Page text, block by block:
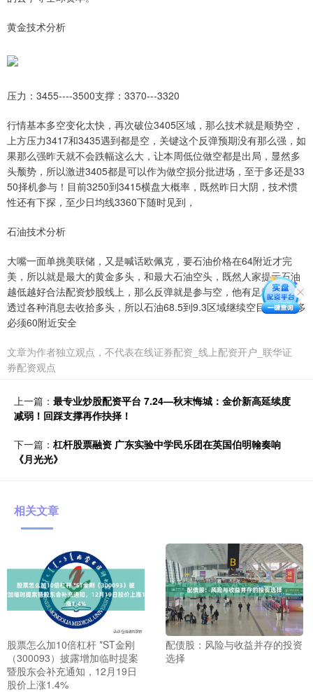
黄金技术分析
压力：3455----3500支撑：3370---3320
行情基本多空变化太快，再次破位3405区域，那么技术就是顺势空，
上方压力3417和3435遇到都是空，关键这个反弹预期没有那么强，如
果那么强昨天就不会跌幅这么大，让本周低位做空都是出局，显然多
头颓势，所以激进3405都是可以作为做空损分批进场，至于多还是33
50择机参与！目前3250到3415横盘大概率，既然昨日大阴，技术惯
性还有下探，至少日均线3360下随时见到，
石油技术分析
大嘴一面单挑美联储，又是喊话欧佩克，要石油价格在64附近才完
美，所以就是最大的黄金多头，和最大石油空头，既然人家提示石油
越低越好合法配资炒股线上，那么反弹就是参与空，他有足够的能量
透过各种消息去收拾多头，所以石油68.5到9.3区域继续空目标64吗多
必须60附近安全
文章为作者独立观点，不代表在线证券配资_线上配资开户_联华证
券配资观点
上一篇： 最专业炒股配资平台 7.24—秋末悔城：金价新高延续度
减弱！回踩支撑再作抉择！
下一篇： 杠杆股票融资 广东实验中学民乐团在英国伯明翰奏响
《月光光》
相关文章
股票怎么加10倍杠杆 *ST金刚
（300093）披露增加临时提案
暨股东会补充通知，12月19日
股价上涨1.4%
配债股：风险与收益并存的投资
选择